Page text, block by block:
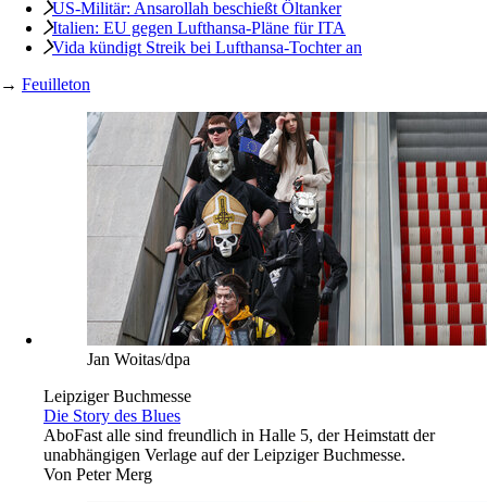
US-Militär: Ansarollah beschießt Öltanker
Italien: EU gegen Lufthansa-Pläne für ITA
Vida kündigt Streik bei Lufthansa-Tochter an
→ Feuilleton
Jan Woitas/dpa
Leipziger Buchmesse
Die Story des Blues
AboFast alle sind freundlich in Halle 5, der Heimstatt der
unabhängigen Verlage auf der Leipziger Buchmesse.
Von Peter Merg